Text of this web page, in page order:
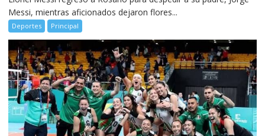
Messi, mientras aficionados dejaron flores...
Deportes Principal